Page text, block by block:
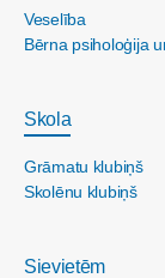
Veselība
Bērna psiholoģija
Skola
Grāmatu klubiņš
Skolēnu klubiņš
Sievietēm